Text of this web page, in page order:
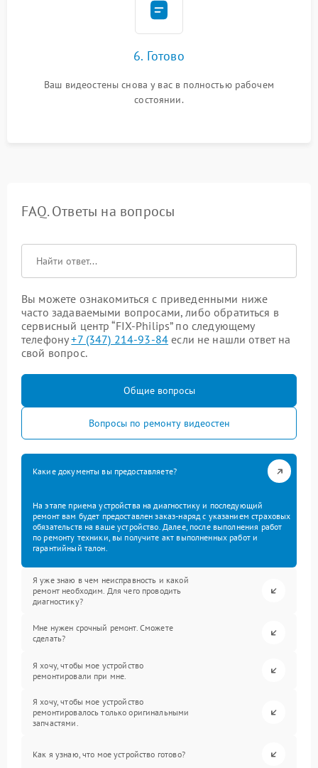
6. Готово
Ваш видеостены снова у вас в полностью рабочем
состоянии.
FAQ. Ответы на вопросы
Вы можете ознакомиться с приведенными ниже
часто задаваемыми вопросами, либо обратиться в
сервисный центр “FIX-Philips” по следующему
телефону+7 (347) 214-93-84 если не нашли ответ на
свой вопрос.
Общие вопросы
Вопросы по ремонту видеостен
Какие документы вы предоставляете?
На этапе приема устройства на диагностику и последующий
ремонт вам будет предоставлен заказ-наряд с указанием страховых
обязательств на ваше устройство. Далее, после выполнения работ
по ремонту техники, вы получите акт выполненных работ и
гарантийный талон.
Я уже знаю в чем неисправность и какой
ремонт необходим. Для чего проводить
диагностику?
Мне нужен срочный ремонт. Сможете
сделать?
Я хочу, чтобы мое устройство
ремонтировали при мне.
Я хочу, чтобы мое устройство
ремонтировалось только оригинальными
запчастями.
Как я узнаю, что мое устройство готово?